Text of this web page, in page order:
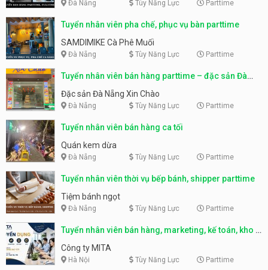
Đà Nẵng Tùy Năng Lực Parttime
Tuyển nhân viên pha chế, phục vụ bàn parttime
SAMDIMIKE Cà Phê Muối
Đà Nẵng Tùy Năng Lực Parttime
Tuyển nhân viên bán hàng parttime – đặc sản Đà
Nẵng
Đặc sản Đà Nẵng Xin Chào
Đà Nẵng Tùy Năng Lực Parttime
Tuyển nhân viên bán hàng ca tối
Quán kem dừa
Đà Nẵng Tùy Năng Lực Parttime
Tuyển nhân viên thời vụ bếp bánh, shipper parttime
Tiệm bánh ngọt
Đà Nẵng Tùy Năng Lực Parttime
Tuyển nhân viên bán hàng, marketing, kế toán, kho –
parttime, fulltime
Công ty MITA
Hà Nội Tùy Năng Lực Parttime